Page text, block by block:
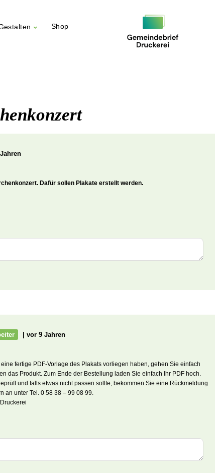
Shop
Dafür sollen Plakate erstellt werden.
| vor 9 Jahren
fertige PDF-Vorlage des Plakats vorliegen haben, gehen Sie einfach
das Produkt. Zum Ende der Bestellung laden Sie einfach Ihr PDF hoch.
und falls etwas nicht passen sollte, bekommen Sie eine Rückmeldung
an unter Tel. 0 58 38 – 99 08 99.